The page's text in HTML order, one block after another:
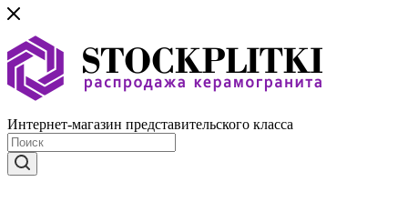
Интернет-магазин представительского класса